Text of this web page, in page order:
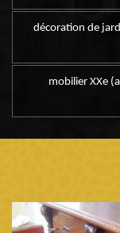
décoration de
mobilier XXe